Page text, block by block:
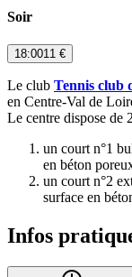
Soir
18:0011 €
Le club Tennis club
en Centre-Val de
Le centre dispose de
un court n°1
en béton
un court n°2
surface en
Infos